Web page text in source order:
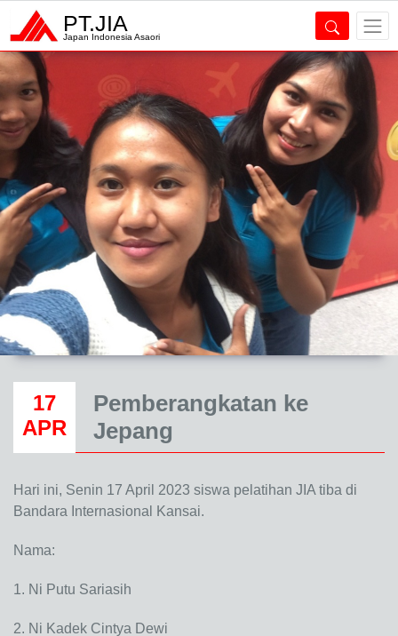
PT.JIA
Japan Indonesia Asaori
17
APR
Pemberangkatan ke
Jepang
Hari ini, Senin 17 April 2023 siswa pelatihan JIA tiba di
Bandara Internasional Kansai.
Nama:
1. Ni Putu Sariasih
2. Ni Kadek Cintya Dewi